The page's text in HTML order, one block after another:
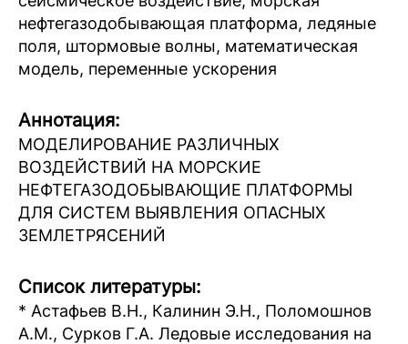
нефтегазодобывающая платформа, ледяные
поля, штормовые волны, математическая
модель, переменные ускорения
Аннотация:
МОДЕЛИРОВАНИЕ РАЗЛИЧНЫХ
ВОЗДЕЙСТВИЙ НА МОРСКИЕ
НЕФТЕГАЗОДОБЫВАЮЩИЕ ПЛАТФОРМЫ
ДЛЯ СИСТЕМ ВЫЯВЛЕНИЯ ОПАСНЫХ
ЗЕМЛЕТРЯСЕНИЙ
Список литературы:
* Астафьев В.Н., Калинин Э.Н., Поломошнов
А.М., Сурков Г.А. Ледовые исследования на